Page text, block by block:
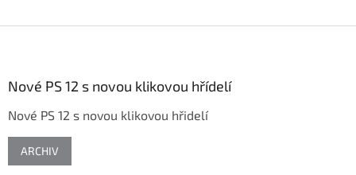
Nové PS 12 s novou klikovou hřídelí
Nové PS 12 s novou klikovou hřidelí
ARCHIV